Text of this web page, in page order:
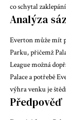
co schytal
Analýza
Everton může mít
Parku, přičemž
League možná
Palace a potřebě
výhra venku je
Předpověď